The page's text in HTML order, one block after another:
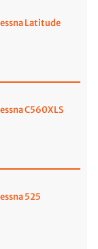
Latitude
C560XLS
525